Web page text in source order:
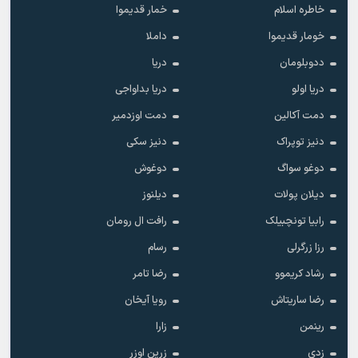
خاطره اسلام
خمار قدیموا
خومار قدیموا
داملا
ددوبلومان
دریا
دریا اولو
دریا بداواجی
دمت آکالین
دمت اوزدمیر
دنیز توپراک
دنیز سکی
دوغو سواگ
دوغوش
دیلان پولات
دیلنوز
رابیا تونچبیلک
رافت ال رومان
رزا زرگرلی
رسام
رشاد کریموو
رضا تامر
رضا ساریتاش
رویا آیخان
رینمن
زارا
زدی
زرین اوزر